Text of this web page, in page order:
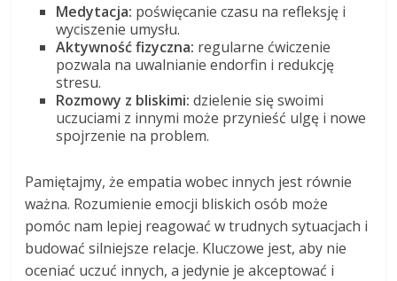
Medytacja: poświęcanie czasu na refleksję i
wyciszenie umysłu.
Aktywność fizyczna: regularne ćwiczenie
pozwala na uwalnianie endorfin i redukcję
stresu.
Rozmowy z bliskimi: dzielenie się swoimi
uczuciami z innymi może przynieść ulgę i nowe
spojrzenie na problem.
Pamiętajmy, że empatia wobec innych jest równie
ważna. Rozumienie emocji bliskich osób może
pomóc nam lepiej reagować w trudnych sytuacjach i
budować silniejsze relacje. Kluczowe jest, aby nie
oceniać uczuć innych, a jedynie je akceptować i